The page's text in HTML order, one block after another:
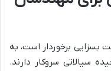
بسزایی برخوردار است، به
سیالاتی سروکار دارند.